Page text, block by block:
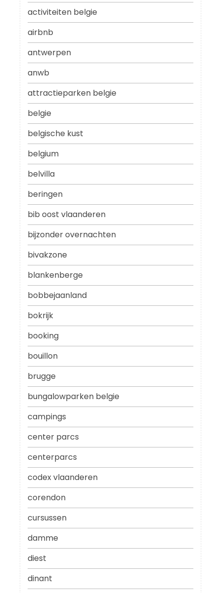
activiteiten belgie
airbnb
antwerpen
anwb
attractieparken belgie
belgie
belgische kust
belgium
belvilla
beringen
bib oost vlaanderen
bijzonder overnachten
bivakzone
blankenberge
bobbejaanland
bokrijk
booking
bouillon
brugge
bungalowparken belgie
campings
center parcs
centerparcs
codex vlaanderen
corendon
cursussen
damme
diest
dinant